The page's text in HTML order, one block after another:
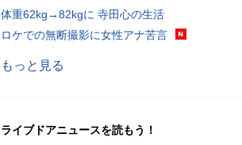
体重62kg→82kgに 寺田心の生活
ロケでの無断撮影に女性アナ苦言
もっと見る
ライブドアニュースを読もう！